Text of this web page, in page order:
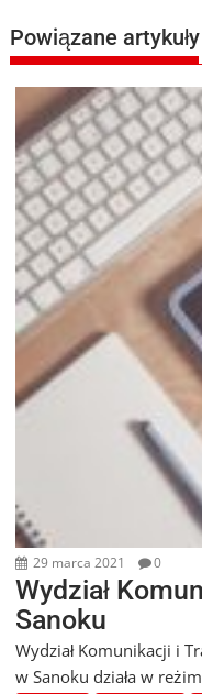
Powiązane artykuły
29 marca 2021 0
Wydział
Sanoku
Wydział Komunikacji i
w Sanoku działa w